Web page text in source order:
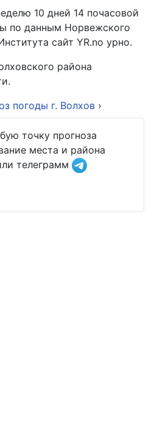
10 дней 14 почасовой
по данным Норвежского
сайт YR.no урно.
района
погоды г. Волхов ›
точку прогноза
места и района
телеграмм